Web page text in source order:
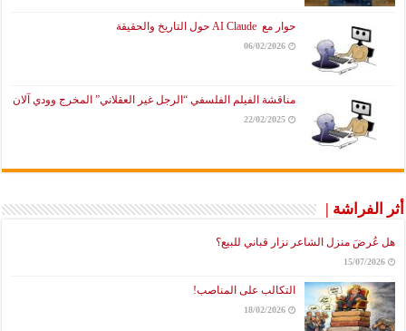
06/02/2026
مناقشة الفيلم الفلسفي “الرجل غير العقلاني” المخرج وودي آلان
22/02/2025
|
منزل الشاعر نزار قباني للبيع؟
15/
التكالب على المناصب!
18/02/2026